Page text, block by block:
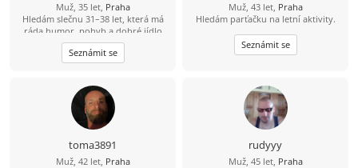
Muž, 35 let, Praha
Hledám slečnu 31–38 let, která má
ráda humor, pohyb a dobré jídlo
(ideálně i umí vařit ????). Mě baví
lyžování, bowling a dlouhé jízdy na
kole – 80 km beru jako výzvu, ne
bude fajn nejen na výletě, ale i doma
u večeře.
Seznámit se
Muž, 43 let, Praha
Hledám parťačku na letní aktivity.
Seznámit se
toma3891
Muž, 42 let, Praha
rudyyy
Muž, 45 let, Praha